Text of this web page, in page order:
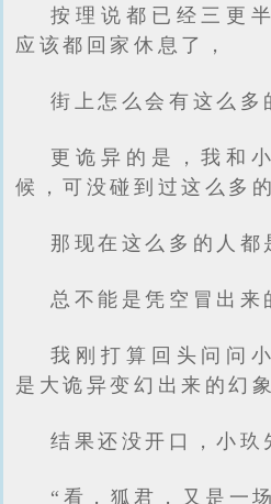
按理说都已经三更
应该都回家休息了，
街上怎么会有这么多
更诡异的是，我和
候，可没碰到过这么多
那现在这么多的人都
总不能是凭空冒出来
我刚打算回头问问
是大诡异变幻出来的幻
结果还没开口，小玖
“看，狐君，又是一